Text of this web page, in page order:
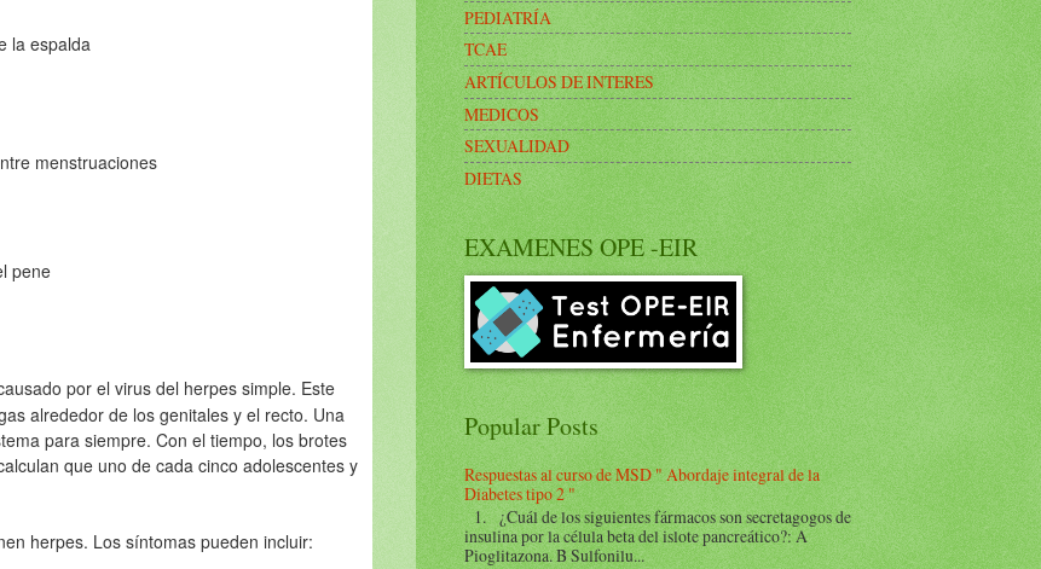
la espalda
menstruaciones
pene
por el virus del herpes simple. Este
alrededor de los genitales y el recto. Una
para siempre. Con el tiempo, los brotes
que uno de cada cinco adolescentes y
herpes. Los síntomas pueden incluir:
PEDIATRÍA
TCAE
ARTÍCULOS DE INTERES
MEDICOS
SEXUALIDAD
DIETAS
EXAMENES OPE -EIR
Popular Posts
Respuestas al curso de MSD " Abordaje integral de la
Diabetes tipo 2 "
1. ¿Cuál de los siguientes fármacos son secretagogos de
insulina por la célula beta del islote pancreático?: A
Pioglitazona. B Sulfonilu...